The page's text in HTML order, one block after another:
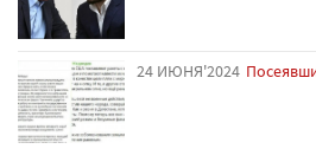
24 ИЮНЯ'2024